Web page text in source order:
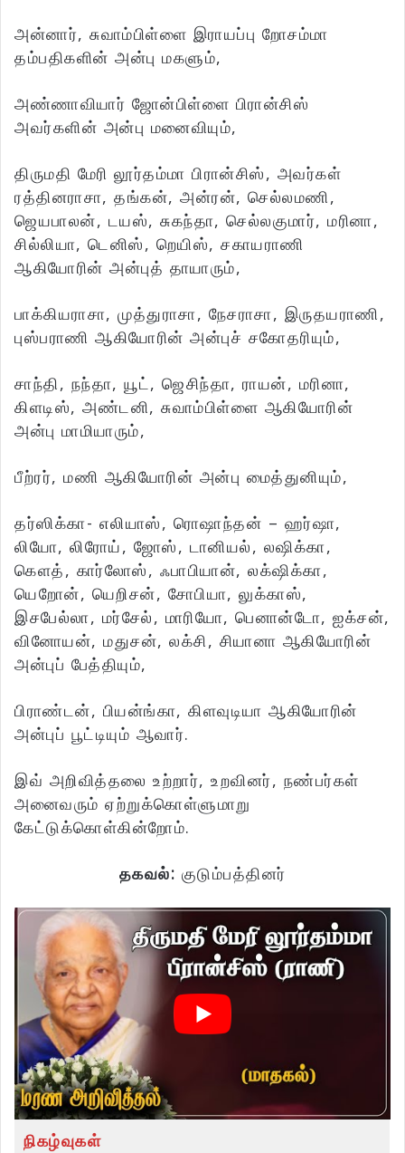
அன்னார், சுவாம்பிள்ளை இராயப்பு றோசம்மா
தம்பதிகளின் அன்பு மகளும்,
அண்ணாவியார் ஜோன்பிள்ளை பிரான்சிஸ்
அவர்களின் அன்பு மனைவியும்,
திருமதி மேரி லூர்தம்மா பிரான்சிஸ், அவர்கள்
ரத்தினராசா, தங்கன், அன்ரன், செல்லமணி,
ஜெயபாலன், டயஸ், சுகந்தா, செல்லகுமார், மரினா,
சில்லியா, டெனிஸ், றெயிஸ், சகாயராணி
ஆகியோரின் அன்புத் தாயாரும்,
பாக்கியராசா, முத்துராசா, நேசராசா, இருதயராணி,
புஸ்பராணி ஆகியோரின் அன்புச் சகோதரியும்,
சாந்தி, நந்தா, யூட், ஜெசிந்தா, ராயன், மரினா,
கிளடிஸ், அண்டனி, சுவாம்பிள்ளை ஆகியோரின்
அன்பு மாமியாரும்,
பீற்ரர், மணி ஆகியோரின் அன்பு மைத்துனியும்,
தர்ஸிக்கா- எலியாஸ், ரொஷாந்தன் – ஹர்ஷா,
லியோ, லிரோய், ஜோஸ், டானியல், லஷிக்கா,
கெளத், கார்லோஸ், ஃபாபியான், லக்‌ஷிக்கா,
யெறோன், யெறிசன், சோபியா, லுக்காஸ்,
இசபேல்லா, மர்சேல், மாரியோ, பெனான்டோ, ஐக்சன்,
வினோயன், மதுசன், லக்சி, சியானா ஆகியோரின்
அன்புப் பேத்தியும்,
பிராண்டன், பியன்ங்கா, கிளவுடியா ஆகியோரின்
அன்புப் பூட்டியும் ஆவார்.
இவ் அறிவித்தலை உற்றார், உறவினர், நண்பர்கள்
அனைவரும் ஏற்றுக்கொள்ளுமாறு
கேட்டுக்கொள்கின்றோம்.
தகவல்: குடும்பத்தினர்
நிகழ்வுகள்